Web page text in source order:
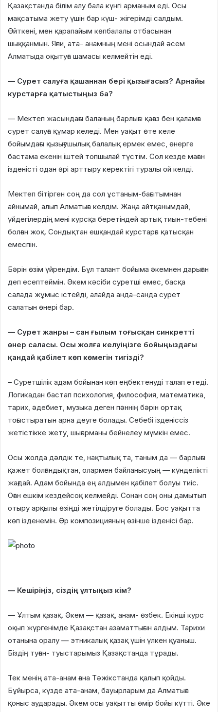
Қазақстанда білім алу бала күнгі арманым еді. Осы
мақсатыма жету үшін бар күш- жігерімді салдым.
Өйткені, мен қарапайым көпбалалы отбасынан
шыққанмын. Яғни, ата- анамның мені осындай әсем
Алматыда оқытуға шамасы келмейтін еді.
— Сурет салуға қашаннан бері қызығасыз? Арнайы
курстарға қатыстыңыз ба?
— Мектеп жасындағы баланың барлығы қағаз бен қаламға
сурет салуға құмар келеді. Мен уақыт өте келе
бойымдағы қызығушылық балалық ермек емес, өнерге
бастама екенін іштей топшылай түстім. Сол кезде маған
ізденісті одан әрі арттыру керектігі туралы ой келді.
Мектеп бітірген соң да сол ұстаным-бағытымнан
айнымай, алып Алматыға келдім. Жаңа айтқанымдай,
үйдегілердің мені курсқа беретіндей артық тиын-тебені
болған жоқ. Сондықтан ешқандай курстарға қатысқан
емеспін.
Бәрін өзім үйрендім. Бұл талант бойыма әкемнен дарыған
деп есептеймін. Әкем кәсіби суретші емес, басқа
салада жұмыс істейді, алайда анда-санда сурет
салатын өнері бар.
— Сурет жанры – сан ғылым тоғысқан синкретті
өнер саласы. Осы жолға келуіңізге бойыңыздағы
қандай қабілет көп көмегін тигізді?
– Суретшілік адам бойынан көп еңбектенуді талап етеді.
Логикадан бастап психология, философия, математика,
тарих, әдебиет, музыка деген пәннің бәрін ортақ
тоғыстыратын арна деуге болады. Себебі ізденіссіз
жетістікке жету, шығарманы бейнелеу мүмкін емес.
Осы жолда дәлдік те, нақтылық та, таным да — барлығы
қажет болғандықтан, олармен байланысуың — күнделікті
жағдай. Адам бойында ең алдымен қабілет болуы тиіс.
Оған ешкім кездейсоқ келмейді. Сонан соң оны дамытып
отыру арқылы өзіңді жетілдіруге болады. Бос уақытта
көп ізденемін. Әр композицияның өзінше ізденісі бар.
— Кешіріңіз, сіздің ұлтыңыз кім?
— Ұлтым қазақ. Әкем — қазақ, анам- өзбек. Екінші курс
оқып жүргенімде Қазақстан азаматтығын алдым. Тарихи
отанына оралу — этникалық қазақ үшін үлкен қуаныш.
Біздің туған- туыстарымыз Қазақстанда тұрады.
Тек менің ата-анам ғана Тәжікстанда қалып қойды.
Бұйырса, күзде ата-анам, бауырларым да Алматыға
қоныс аударады. Әкем осы уақытты өмір бойы күтті. Әке